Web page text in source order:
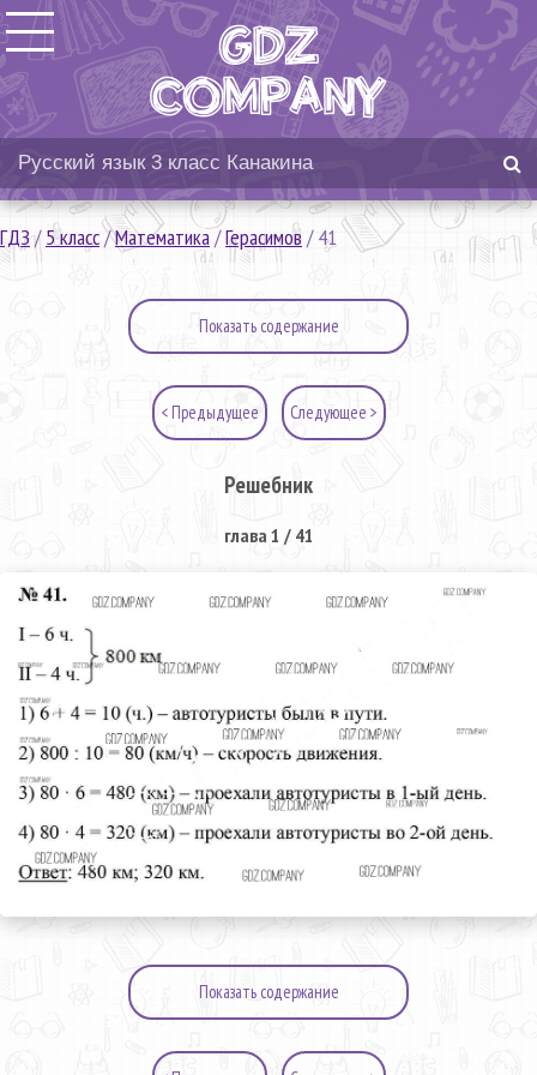
ГДЗ/5 класс/Математика/Герасимов/41
Показать содержание
< Предыдущее Следующее >
Решебник
глава 1 / 41
Показать содержание